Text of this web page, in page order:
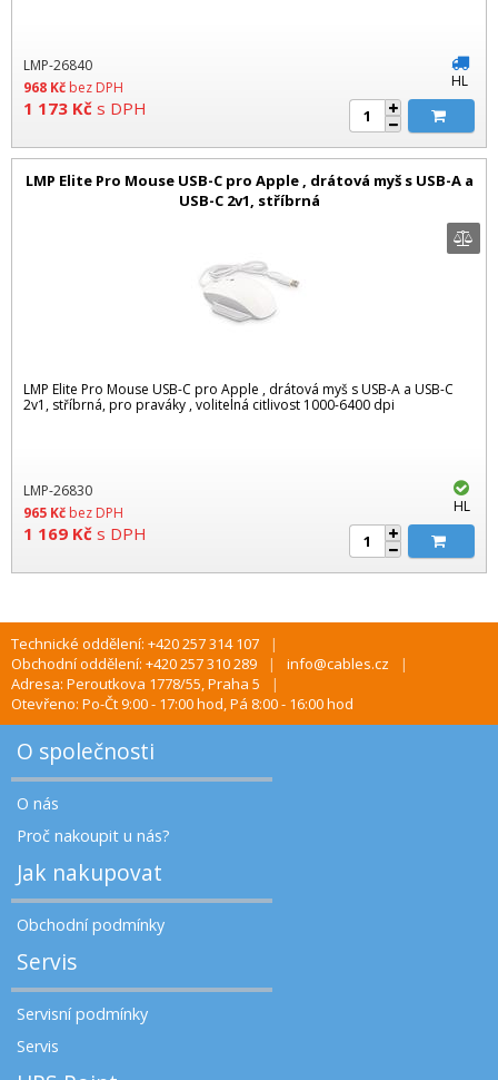
HL
LMP-26840
968 Kč bez DPH
1 173 Kč s DPH
LMP Elite Pro Mouse USB-C pro Apple , drátová myš s USB-A a
USB-C 2v1, stříbrná
LMP Elite Pro Mouse USB-C pro Apple , drátová myš s USB-A a USB-C
2v1, stříbrná, pro praváky , volitelná citlivost 1000-6400 dpi
HL
LMP-26830
965 Kč bez DPH
1 169 Kč s DPH
Technické oddělení: +420 257 314 107
Obchodní oddělení: +420 257 310 289
info@cables.cz
Adresa: Peroutkova 1778/55, Praha 5
Otevřeno: Po-Čt 9:00 - 17:00 hod, Pá 8:00 - 16:00 hod
O společnosti
O nás
Proč nakoupit u nás?
Jak nakupovat
Obchodní podmínky
Servis
Servisní podmínky
Servis